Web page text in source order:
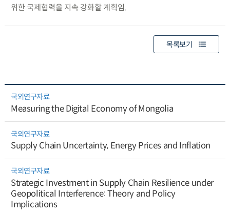
위한 국제협력을 지속 강화할 계획임.
목록보기
국외연구자료
Measuring the Digital Economy of Mongolia
국외연구자료
Supply Chain Uncertainty, Energy Prices and Inflation
국외연구자료
Strategic Investment in Supply Chain Resilience under
Geopolitical Interference: Theory and Policy
Implications